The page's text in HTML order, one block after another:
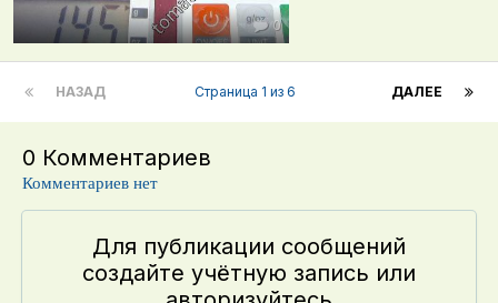
0
НАЗАД ДАЛЕЕ
Страница 1 из 6
0 Комментариев
Комментариев нет
Для публикации сообщений
создайте учётную запись или